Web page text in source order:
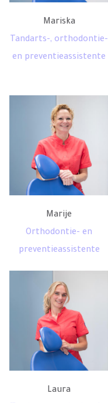
Mariska
Tandarts-, orthodontie-
en preventieassistente
Marije
Orthodontie- en
preventieassistente
Laura